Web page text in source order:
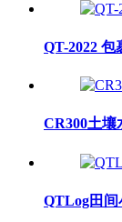
QT-2022
CR300土壤
QTLog田间